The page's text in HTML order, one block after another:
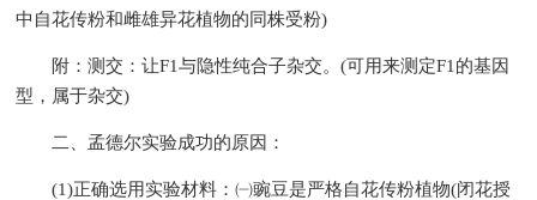
中自花传粉和雌雄异花植物的同株受粉)
附：测交：让F1与隐性纯合子杂交。(可用来测定F1的基因
型，属于杂交)
二、孟德尔实验成功的原因：
(1)正确选用实验材料：㈠豌豆是严格自花传粉植物(闭花授